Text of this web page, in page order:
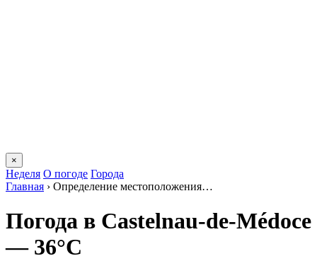
×
Неделя О погоде Города
Главная › Определение местоположения…
Погода в Castelnau-de-Médocе
— 36°C